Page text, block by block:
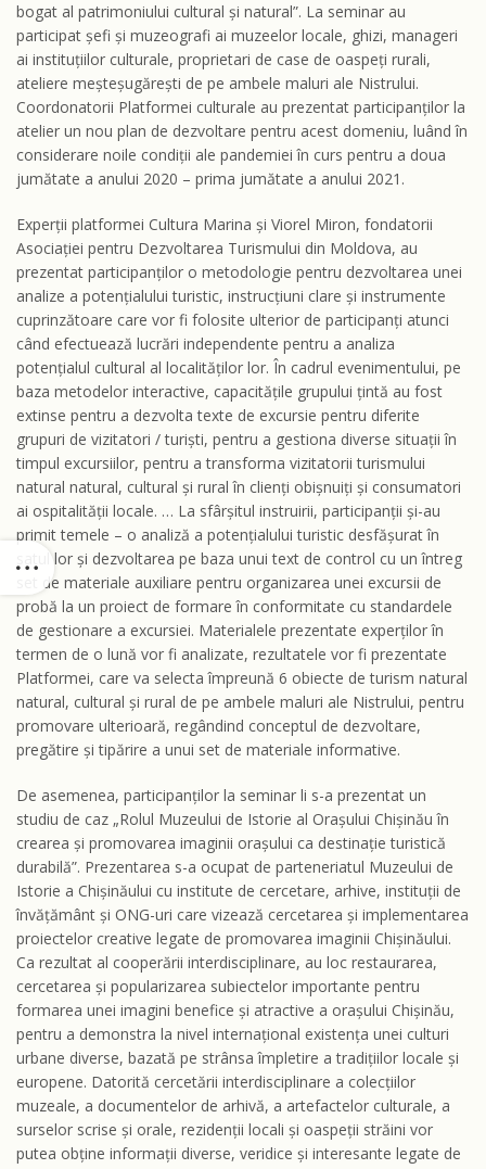
bogat al patrimoniului cultural și natural”. La seminar au
participat șefi și muzeografi ai muzeelor ​​locale, ghizi, manageri
ai instituțiilor culturale, proprietari de case de oaspeți rurali,
ateliere meșteșugărești de pe ambele maluri ale Nistrului.
Coordonatorii Platformei culturale au prezentat participanților la
atelier un nou plan de dezvoltare pentru acest domeniu, luând în
considerare noile condiții ale pandemiei în curs pentru a doua
jumătate a anului 2020 – prima jumătate a anului 2021.
Experții platformei Cultura Marina și Viorel Miron, fondatorii
Asociației pentru Dezvoltarea Turismului din Moldova, au
prezentat participanților o metodologie pentru dezvoltarea unei
analize a potențialului turistic, instrucțiuni clare și instrumente
cuprinzătoare care vor fi folosite ulterior de participanți atunci
când efectuează lucrări independente pentru a analiza
potențialul cultural al localităților lor. În cadrul evenimentului, pe
baza metodelor interactive, capacitățile grupului țintă au fost
extinse pentru a dezvolta texte de excursie pentru diferite
grupuri de vizitatori / turiști, pentru a gestiona diverse situații în
timpul excursiilor, pentru a transforma vizitatorii turismului
natural natural, cultural și rural în clienți obișnuiți și consumatori
ai ospitalității locale. … La sfârșitul instruirii, participanții și-au
primit temele – o analiză a potențialului turistic desfășurat în
satul lor și dezvoltarea pe baza unui text de control cu ​​un întreg
set de materiale auxiliare pentru organizarea unei excursii de
probă la un proiect de formare în conformitate cu standardele
de gestionare a excursiei. Materialele prezentate experților în
termen de o lună vor fi analizate, rezultatele vor fi prezentate
Platformei, care va selecta împreună 6 obiecte de turism natural
natural, cultural și rural de pe ambele maluri ale Nistrului, pentru
promovare ulterioară, regândind conceptul de dezvoltare,
pregătire și tipărire a unui set de materiale informative.
De asemenea, participanților la seminar li s-a prezentat un
studiu de caz „Rolul Muzeului de Istorie al Orașului Chișinău în
crearea și promovarea imaginii orașului ca destinație turistică
durabilă”. Prezentarea s-a ocupat de parteneriatul Muzeului de
Istorie a Chișinăului cu institute de cercetare, arhive, instituții de
învățământ și ONG-uri care vizează cercetarea și implementarea
proiectelor creative legate de promovarea imaginii Chișinăului.
Ca rezultat al cooperării interdisciplinare, au loc restaurarea,
cercetarea și popularizarea subiectelor importante pentru
formarea unei imagini benefice și atractive a orașului Chișinău,
pentru a demonstra la nivel internațional existența unei culturi
urbane diverse, bazată pe strânsa împletire a tradițiilor locale și
europene. Datorită cercetării interdisciplinare a colecțiilor
muzeale, a documentelor de arhivă, a artefactelor culturale, a
surselor scrise și orale, rezidenții locali și oaspeții străini vor
putea obține informații diverse, veridice și interesante legate de